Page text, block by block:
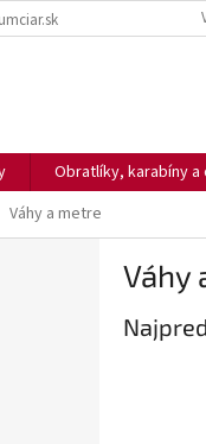
Obratlíky, karabíny
Váhy a metre
Váhy